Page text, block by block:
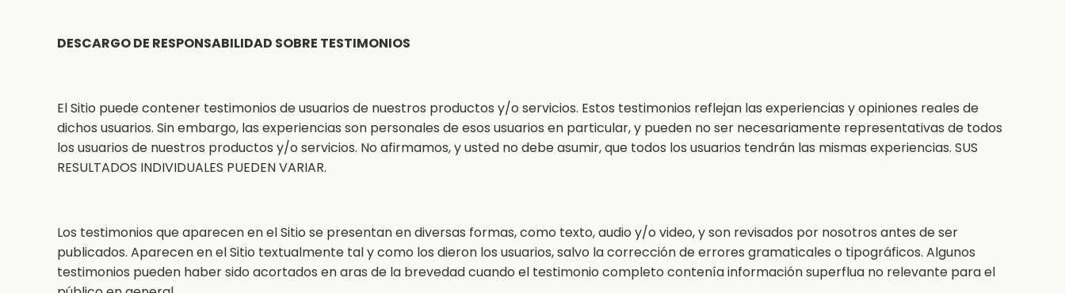
DESCARGO DE RESPONSABILIDAD SOBRE TESTIMONIOS
El Sitio puede contener testimonios de usuarios de nuestros productos y/o servicios. Estos testimonios reflejan las experiencias y opiniones reales de
dichos usuarios. Sin embargo, las experiencias son personales de esos usuarios en particular, y pueden no ser necesariamente representativas de todos
los usuarios de nuestros productos y/o servicios. No afirmamos, y usted no debe asumir, que todos los usuarios tendrán las mismas experiencias. SUS
RESULTADOS INDIVIDUALES PUEDEN VARIAR.
Los testimonios que aparecen en el Sitio se presentan en diversas formas, como texto, audio y/o video, y son revisados por nosotros antes de ser
publicados. Aparecen en el Sitio textualmente tal y como los dieron los usuarios, salvo la corrección de errores gramaticales o tipográficos. Algunos
testimonios pueden haber sido acortados en aras de la brevedad cuando el testimonio completo contenía información superflua no relevante para el